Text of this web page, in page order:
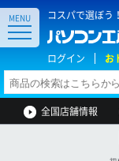
コスパで選ぼう
ログイン お
MENU
全国店舗情報